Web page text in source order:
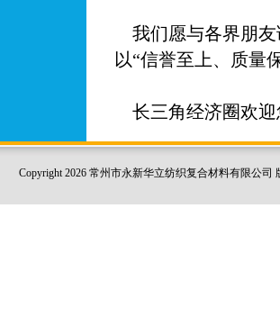
我们愿与各界朋友
以“信誉至上、质量
长三角经济圈欢迎
Copyright 2026 常州市永新华立纺织复合材料有限公司